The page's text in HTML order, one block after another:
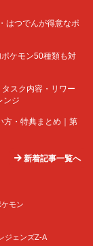
はつでんが得意なポ
ケモン50種類も対
スク内容・リワー
ンジ
方・特典まとめ｜第
新着記事一覧へ
モン
ジェンズZ-A